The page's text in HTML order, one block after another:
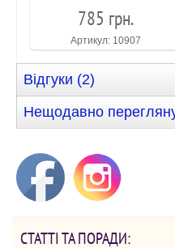
785 грн.
Артикул: 10907
Відгуки (2)
Нещодавно
СТАТТІ ТА ПОРАДИ: